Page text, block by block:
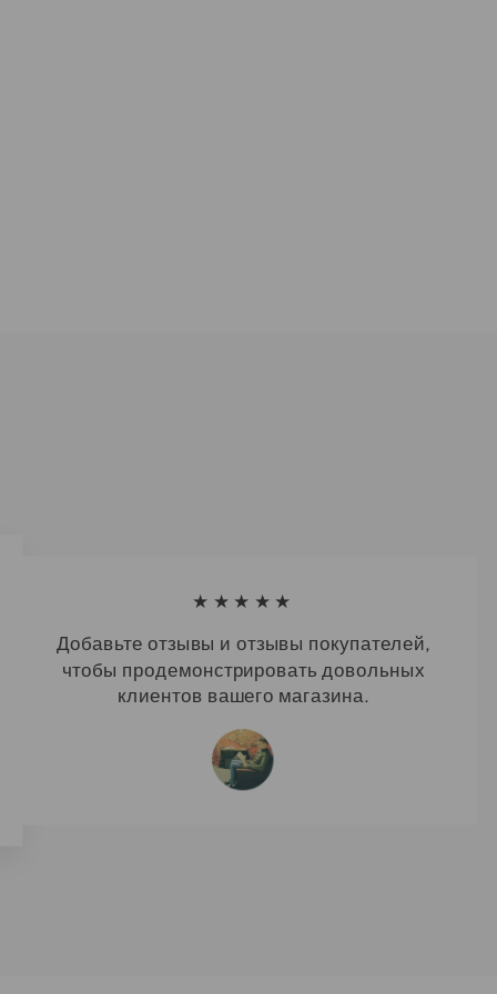
★★★★★
Добавьте отзывы и отзывы покупателей,
чтобы продемонстрировать довольных
клиентов вашего магазина.